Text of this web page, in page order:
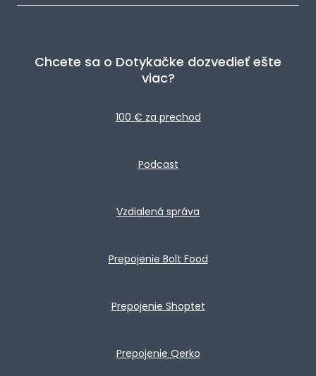
Chcete sa o Dotykačke dozvedieť ešte
viac?
100 € za prechod
Podcast
Vzdialená správa
Prepojenie Bolt Food
Prepojenie Shoptet
Prepojenie Qerko